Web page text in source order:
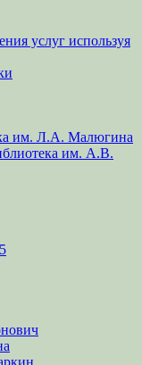
услуг используя
им. Л.А. Малюгина
им. А.В.